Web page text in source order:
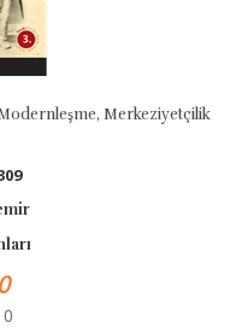
Merkeziyetçilik